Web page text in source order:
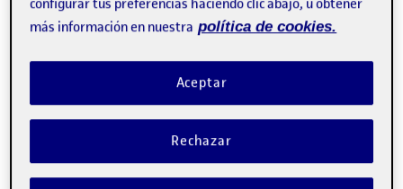
configurar tus preferencias haciendo clic abajo, u obtener
más información en nuestra política de cookies.
Rechazar
Aceptar